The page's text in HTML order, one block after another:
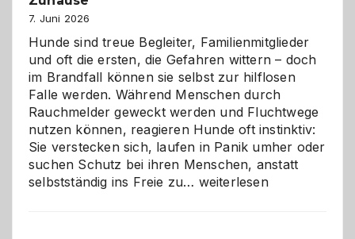
7. Juni 2026
Hunde sind treue Begleiter, Familienmitglieder
und oft die ersten, die Gefahren wittern – doch
im Brandfall können sie selbst zur hilflosen
Falle werden. Während Menschen durch
Rauchmelder geweckt werden und Fluchtwege
nutzen können, reagieren Hunde oft instinktiv:
Sie verstecken sich, laufen in Panik umher oder
suchen Schutz bei ihren Menschen, anstatt
selbstständig ins Freie zu… Wenn
weiterlesen